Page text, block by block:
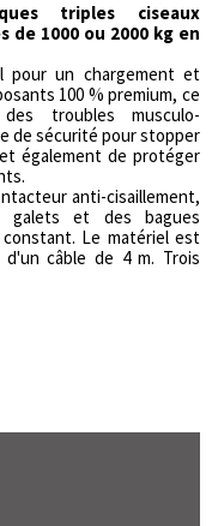
triples ciseaux
1000 ou 2000 kg en
pour un chargement et
100 % premium, ce
troubles musculo-
de sécurité pour stopper
également de protéger
anti-cisaillement,
galets et des bagues
Le matériel est
câble de 4 m. Trois